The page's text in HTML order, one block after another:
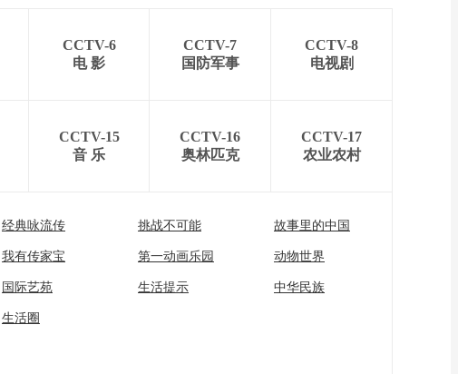
CCTV-6
电 影
CCTV-7
国防军事
CCTV-8
电视剧
CCTV-15
音 乐
CCTV-16
奥林匹克
CCTV-17
农业农村
经典咏流传 挑战不可能 故事里的中国
我有传家宝 第一动画乐园 动物世界
国际艺苑 生活提示 中华民族
生活圈